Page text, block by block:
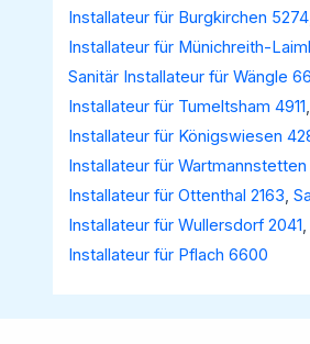
Installateur für Burgkirchen 5274
Installateur für Münichreith-
Sanitär Installateur für Wängle
Installateur für Tumeltsham 4911
Installateur für Königswiesen
Installateur für Wartmannstetten
Installateur für Ottenthal 2163,
Installateur für Wullersdorf 2041
Installateur für Pflach 6600